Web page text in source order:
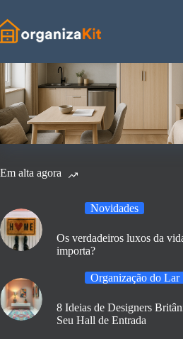
para
o
conteúdo
Em alta agora
Novidades
Os verdadeiros luxos da
importa?
Organização do Lar
8 Ideias de Designers
Seu Hall de Entrada